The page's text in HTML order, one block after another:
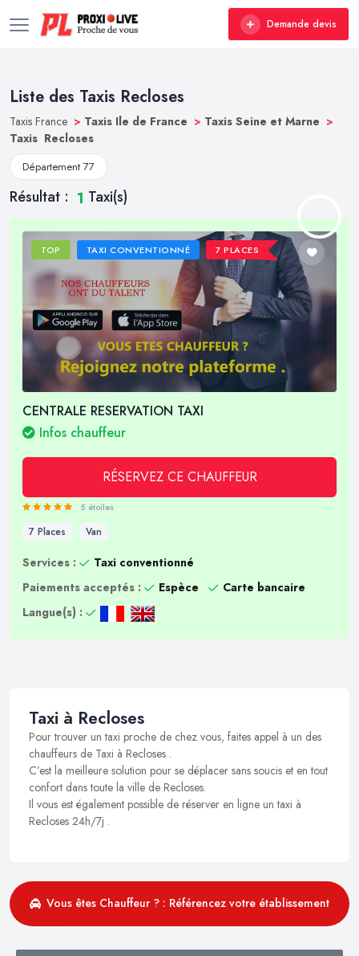
Demande devis
Liste des Taxis Recloses
Taxis France > Taxis Ile de France > Taxis Seine et Marne >
Taxis Recloses
Département 77
Résultat : 1 Taxi(s)
TOP TAXI CONVENTIONNÉ 7 PLACES
CENTRALE RESERVATION TAXI
Infos chauffeur
RÉSERVEZ CE CHAUFFEUR
5 étoiles
7 Places Van
Services :
Taxi conventionné
Paiements acceptés :
Espèce
Carte bancaire
Langue(s) :
Taxi à Recloses
Pour trouver un taxi proche de chez vous, faites appel à un des
chauffeurs de Taxi à Recloses .
C’est la meilleure solution pour se déplacer sans soucis et en tout
confort dans toute la ville de Recloses.
Il vous est également possible de réserver en ligne un taxi à
Recloses 24h/7j .
Vous êtes Chauffeur ? : Référencez votre établissement